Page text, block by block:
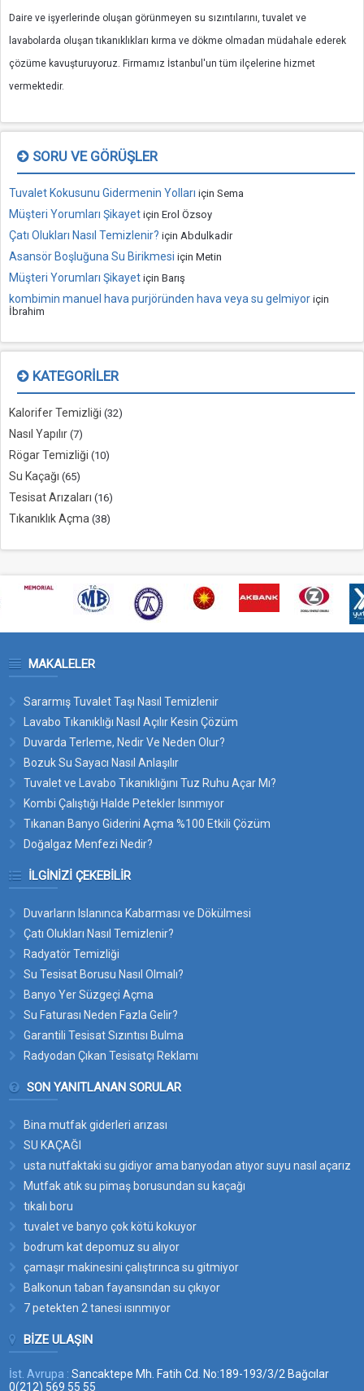
Daire ve işyerlerinde oluşan görünmeyen su sızıntılarını, tuvalet ve
lavabolarda oluşan tıkanıklıkları kırma ve dökme olmadan müdahale ederek
çözüme kavuşturuyoruz. Firmamız İstanbul'un tüm ilçelerine hizmet
vermektedir.
SORU VE GÖRÜŞLER
Tuvalet Kokusunu Gidermenin Yolları için Sema
Müşteri Yorumları Şikayet için Erol Özsoy
Çatı Olukları Nasıl Temizlenir? için Abdulkadir
Asansör Boşluğuna Su Birikmesi için Metin
Müşteri Yorumları Şikayet için Barış
kombimin manuel hava purjöründen hava veya su gelmiyor için
İbrahim
KATEGORILER
Kalorifer Temizliği (32)
Nasıl Yapılır (7)
Rögar Temizliği (10)
Su Kaçağı (65)
Tesisat Arızaları (16)
Tıkanıklık Açma (38)
MAKALELER
Sararmış Tuvalet Taşı Nasıl Temizlenir
Lavabo Tıkanıklığı Nasıl Açılır Kesin Çözüm
Duvarda Terleme, Nedir Ve Neden Olur?
Bozuk Su Sayacı Nasıl Anlaşılır
Tuvalet ve Lavabo Tıkanıklığını Tuz Ruhu Açar Mı?
Kombi Çalıştığı Halde Petekler Isınmıyor
Tıkanan Banyo Giderini Açma %100 Etkili Çözüm
Doğalgaz Menfezi Nedir?
İLGINIZI ÇEKEBILIR
Duvarların Islanınca Kabarması ve Dökülmesi
Çatı Olukları Nasıl Temizlenir?
Radyatör Temizliği
Su Tesisat Borusu Nasıl Olmalı?
Banyo Yer Süzgeçi Açma
Su Faturası Neden Fazla Gelir?
Garantili Tesisat Sızıntısı Bulma
Radyodan Çıkan Tesisatçı Reklamı
SON YANITLANAN SORULAR
Bina mutfak giderleri arızası
SU KAÇAĞI
usta nutfaktaki su gidiyor ama banyodan atıyor suyu nasıl açarız
bu suyun yerini
Mutfak atık su pimaş borusundan su kaçağı
tıkalı boru
tuvalet ve banyo çok kötü kokuyor
bodrum kat depomuz su alıyor
çamaşır makinesini çalıştırınca su gitmiyor
Balkonun taban fayansından su çıkıyor
7 petekten 2 tanesi ısınmıyor
BIZE ULAŞIN
İst. Avrupa :Sancaktepe Mh. Fatih Cd. No:189-193/3/2 Bağcılar
0(212) 569 55 55